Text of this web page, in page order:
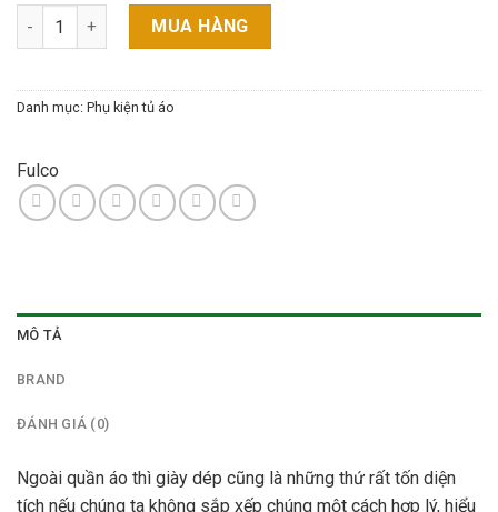
GIÁ ĐỂ GIÀY ĐA NĂNG CAO CẤP |FCH207B số lượng
MUA HÀNG
Danh mục: Phụ kiện tủ áo
Fulco
MÔ TẢ
BRAND
ĐÁNH GIÁ (0)
Ngoài quần áo thì giày dép cũng là những thứ rất tốn diện
tích nếu chúng ta không sắp xếp chúng một cách hợp lý, hiểu